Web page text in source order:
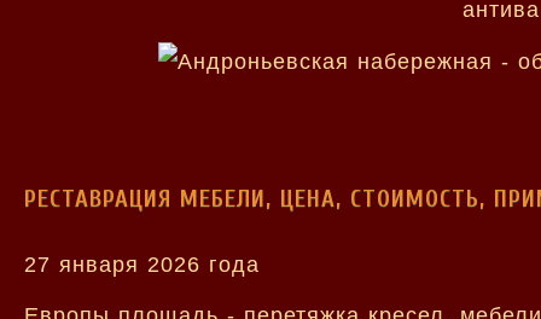
РЕСТАВРАЦИЯ МЕБЕЛИ, ЦЕНА, СТОИМОСТЬ,
27 января 2026 года